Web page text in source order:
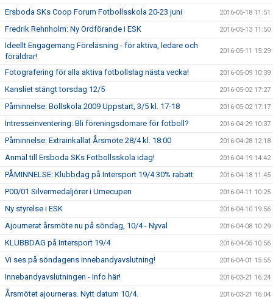
Ersboda SKs Coop Forum Fotbollsskola 20-23 juni 2016-05-18 11:51
Fredrik Rehnholm: Ny Ordförande i ESK 2016-05-13 11:50
Ideellt Engagemang Föreläsning - för aktiva, ledare och
föräldrar!
2016-05-11 15:29
Fotografering för alla aktiva fotbollslag nästa vecka! 2016-05-09 10:39
Kansliet stängt torsdag 12/5 2016-05-02 17:27
Påminnelse: Bollskola 2009 Uppstart, 3/5 kl. 17-18 2016-05-02 17:17
Intresseinventering: Bli föreningsdomare för fotboll? 2016-04-29 10:37
Påminnelse: Extrainkallat Årsmöte 28/4 kl. 18:00 2016-04-28 12:18
Anmäl till Ersboda SKs Fotbollsskola idag! 2016-04-19 14:42
PÅMINNELSE: Klubbdag på Intersport 19/4 30% rabatt 2016-04-18 11:45
P00/01 Silvermedaljörer i Umecupen 2016-04-11 10:25
Ny styrelse i ESK 2016-04-10 19:56
Ajournerat årsmöte nu på söndag, 10/4 - Nyval 2016-04-08 10:29
KLUBBDAG på Intersport 19/4 2016-04-05 10:56
Vi ses på söndagens innebandyavslutning! 2016-04-01 15:55
Innebandyavslutningen - Info här! 2016-03-21 16:24
Årsmötet ajourneras. Nytt datum 10/4. 2016-03-21 16:04